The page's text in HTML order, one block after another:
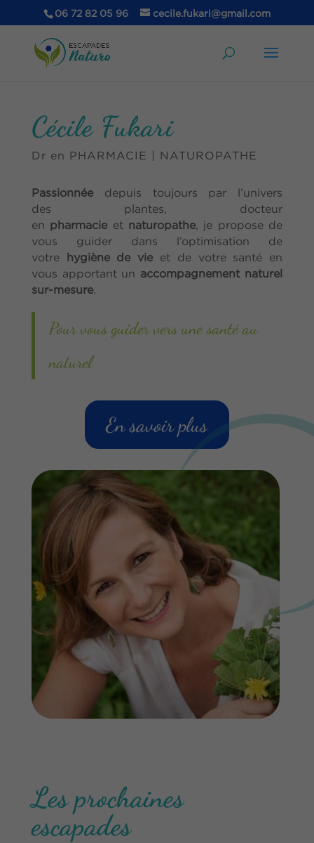
06 72 82 05 96 cecile.fukari@gmail.com
Cécile Fukari
Dr en PHARMACIE | NATUROPATHE
Passionnée depuis toujours par l’univers
des plantes, docteur
en pharmacie et naturopathe, je propose de
vous guider dans l’optimisation de
votre hygiène de vie et de votre santé en
vous apportant un accompagnement naturel
sur-mesure.
Pour vous guider vers une santé au
naturel
En savoir plus
Les prochaines
escapades